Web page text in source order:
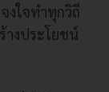
งใจทำทุกวิถี
างประโยชน์